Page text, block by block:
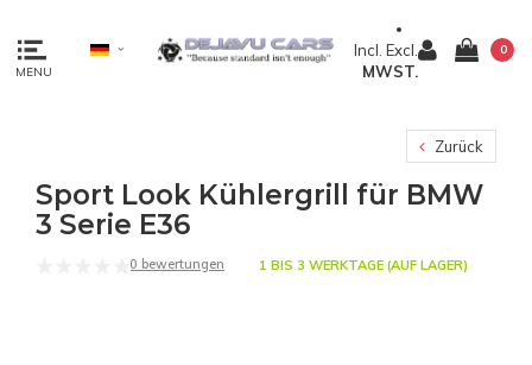
MENU
Incl. Excl.
MWST.
0
Zurück
Sport Look Kühlergrill für BMW
3 Serie E36
0 bewertungen 1 BIS 3 WERKTAGE (AUF LAGER)